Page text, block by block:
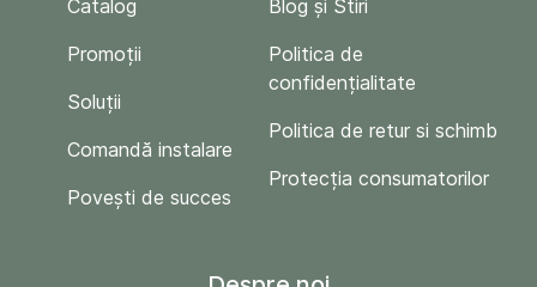
Catalog
Promoții
Soluții
Comandă instalare
Povești de succes
Blog și Stiri
Politica de
confidențialitate
Politica de retur si schimb
Protecția consumatorilor